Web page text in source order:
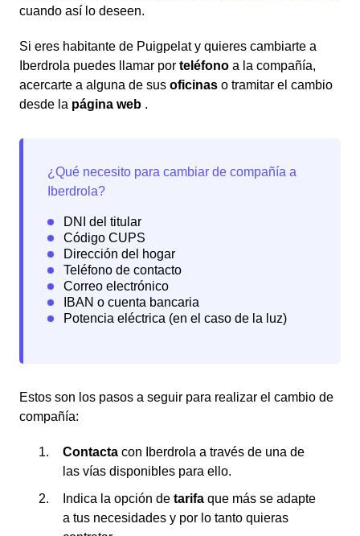
cuando así lo deseen.
Si eres habitante de Puigpelat y quieres cambiarte a
Iberdrola puedes llamar por teléfono a la compañía,
acercarte a alguna de sus oficinas o tramitar el cambio
desde la página web .
Estos son los pasos a seguir para realizar el cambio de
compañía:
Contacta con Iberdrola a través de una de
las vías disponibles para ello.
Indica la opción de tarifa que más se adapte
a tus necesidades y por lo tanto quieras